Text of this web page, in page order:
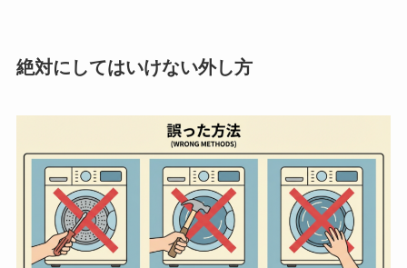
絶対にしてはいけない外し方